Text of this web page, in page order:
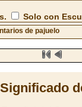
Solo con
de pajuelo
Significado